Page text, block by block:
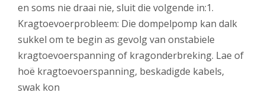
en soms nie draai nie, sluit die volgende in:1.
Kragtoevoerprobleem: Die dompelpomp kan dalk
sukkel om te begin as gevolg van onstabiele
kragtoevoerspanning of kragonderbreking. Lae of
hoë kragtoevoerspanning, beskadigde kabels,
swak kon